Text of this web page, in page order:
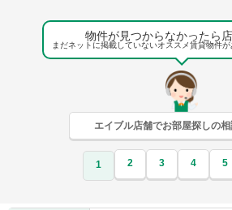
物件が見つからなかったら
まだネットに掲載していないオススメ賃貸物件
エイブル店舗でお部屋探しの
1 2 3 4 5